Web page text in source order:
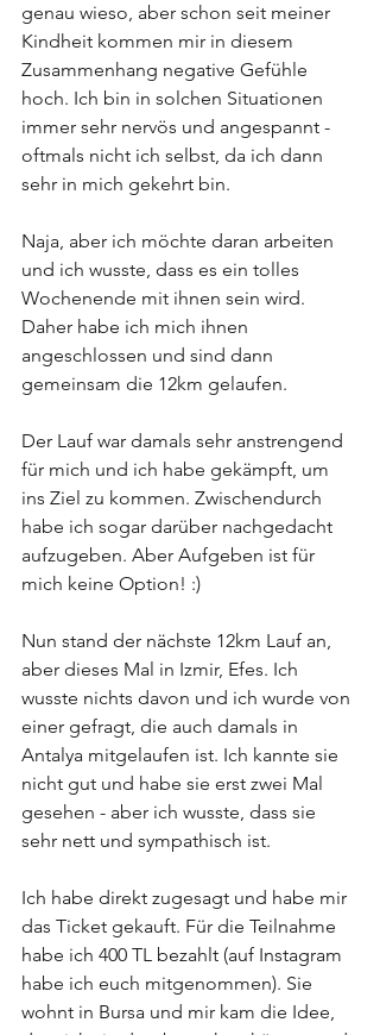
genau wieso, aber schon seit meiner
Kindheit kommen mir in diesem
Zusammenhang negative Gefühle
hoch. Ich bin in solchen Situationen
immer sehr nervös und angespannt -
oftmals nicht ich selbst, da ich dann
sehr in mich gekehrt bin.
Naja, aber ich möchte daran arbeiten
und ich wusste, dass es ein tolles
Wochenende mit ihnen sein wird.
Daher habe ich mich ihnen
angeschlossen und sind dann
gemeinsam die 12km gelaufen.
Der Lauf war damals sehr anstrengend
für mich und ich habe gekämpft, um
ins Ziel zu kommen. Zwischendurch
habe ich sogar darüber nachgedacht
aufzugeben. Aber Aufgeben ist für
mich keine Option! :)
Nun stand der nächste 12km Lauf an,
aber dieses Mal in Izmir, Efes. Ich
wusste nichts davon und ich wurde von
einer gefragt, die auch damals in
Antalya mitgelaufen ist. Ich kannte sie
nicht gut und habe sie erst zwei Mal
gesehen - aber ich wusste, dass sie
sehr nett und sympathisch ist.
Ich habe direkt zugesagt und habe mir
das Ticket gekauft. Für die Teilnahme
habe ich 400 TL bezahlt (auf Instagram
habe ich euch mitgenommen). Sie
wohnt in Bursa und mir kam die Idee,